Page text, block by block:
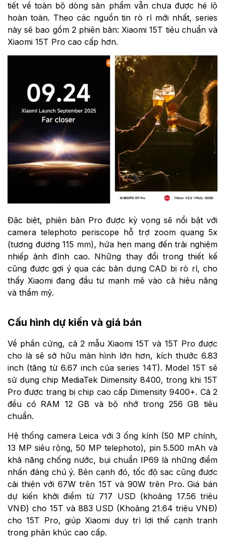
tiết về toàn bộ dòng sản phẩm vẫn chưa được hé lộ
hoàn toàn. Theo các nguồn tin rò rỉ mới nhất, series
này sẽ bao gồm 2 phiên bản: Xiaomi 15T tiêu chuẩn và
Xiaomi 15T Pro cao cấp hơn.
Đặc biệt, phiên bản Pro được kỳ vọng sẽ nổi bật với
camera telephoto periscope hỗ trợ zoom quang 5x
(tương đương 115 mm), hứa hẹn mang đến trải nghiệm
nhiếp ảnh đỉnh cao. Những thay đổi trong thiết kế
cũng được gợi ý qua các bản dựng CAD bị rò rỉ, cho
thấy Xiaomi đang đầu tư mạnh mẽ vào cả hiệu năng
và thẩm mỹ.
Cấu hình dự kiến và giá bán
Về phần cứng, cả 2 mẫu Xiaomi 15T và 15T Pro được
cho là sẽ sở hữu màn hình lớn hơn, kích thước 6.83
inch (tăng từ 6.67 inch của series 14T). Model 15T sẽ
sử dụng chip MediaTek Dimensity 8400, trong khi 15T
Pro được trang bị chip cao cấp Dimensity 9400+. Cả 2
đều có RAM 12 GB và bộ nhớ trong 256 GB tiêu
chuẩn.
Hệ thống camera Leica với 3 ống kính (50 MP chính,
13 MP siêu rộng, 50 MP telephoto), pin 5.500 mAh và
khả năng chống nước, bụi chuẩn IP69 là những điểm
nhấn đáng chú ý. Bên cạnh đó, tốc độ sạc cũng được
cải thiện với 67W trên 15T và 90W trên Pro. Giá bán
dự kiến khởi điểm từ 717 USD (khoảng 17.56 triệu
VNĐ) cho 15T và 883 USD (Khoảng 21.64 triệu VNĐ)
cho 15T Pro, giúp Xiaomi duy trì lợi thế cạnh tranh
trong phân khúc cao cấp.